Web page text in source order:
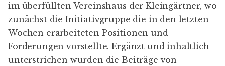
im überfüllten Vereinshaus der Kleingärtner, wo
zunächst die Initiativgruppe die in den letzten
Wochen erarbeiteten Positionen und
Forderungen vorstellte. Ergänzt und inhaltlich
unterstrichen wurden die Beiträge von